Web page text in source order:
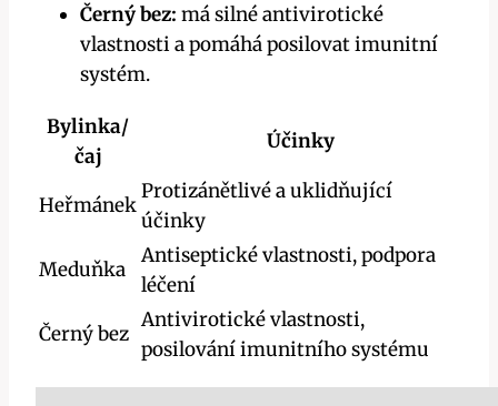
Černý bez: ‌má silné antivirotické
vlastnosti a pomáhá ⁤posilovat imunitní
systém.
Bylinka/
čaj
Účinky
Heřmánek
Protizánětlivé a uklidňující
⁤účinky
Meduňka
Antiseptické vlastnosti,⁢ podpora
léčení
Černý bez
Antivirotické vlastnosti,
posilování ⁢imunitního systému